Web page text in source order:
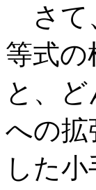
さて
等式
と、
への拡
した